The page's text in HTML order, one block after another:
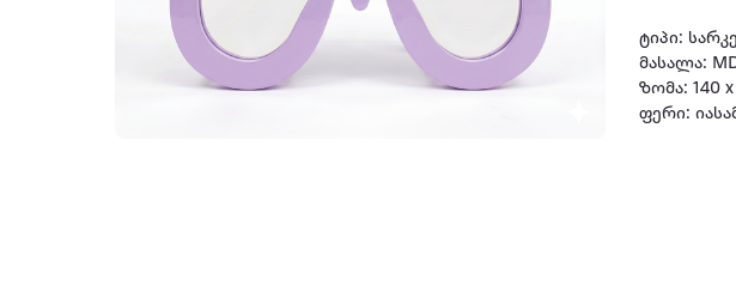
ტიპი: სარკე
მასალა:
ზომა: 140 x 95 სმ
ფერი: